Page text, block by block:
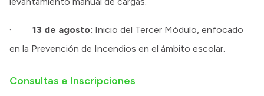
· 13 de agosto: Inicio del Tercer Módulo, enfocado
en la Prevención de Incendios en el ámbito escolar.
Consultas e Inscripciones